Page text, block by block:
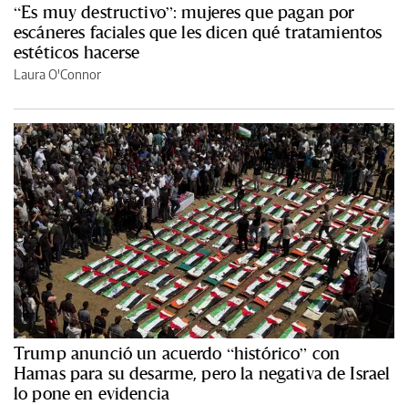
“Es muy destructivo”: mujeres que pagan por
escáneres faciales que les dicen qué tratamientos
estéticos hacerse
Laura O'Connor
Trump anunció un acuerdo “histórico” con
Hamas para su desarme, pero la negativa de Israel
lo pone en evidencia